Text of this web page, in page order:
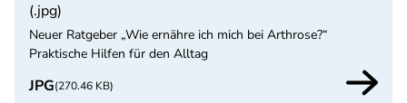
(.jpg)
Neuer Ratgeber „Wie ernähre ich mich bei Arthrose?“
Praktische Hilfen für den Alltag
JPG(270.46 KB)